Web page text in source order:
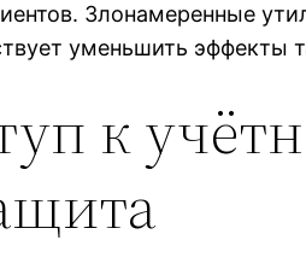
Злонамеренные
уменьшить
к